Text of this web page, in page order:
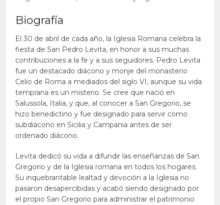
Biografía
El 30 de abril de cada año, la Iglesia Romana celebra la
fiesta de San Pedro Levita, en honor a sus muchas
contribuciones a la fe y a sus seguidores. Pedro Levita
fue un destacado diácono y monje del monasterio
Celio de Roma a mediados del siglo VI, aunque su vida
temprana es un misterio. Se cree que nació en
Salussola, Italia, y que, al conocer a San Gregorio, se
hizo benedictino y fue designado para servir como
subdiácono en Sicilia y Campania antes de ser
ordenado diácono.
Levita dedicó su vida a difundir las enseñanzas de San
Gregorio y de la Iglesia romana en todos los hogares.
Su inquebrantable lealtad y devoción a la Iglesia no
pasaron desapercibidas y acabó siendo designado por
el propio San Gregorio para administrar el patrimonio